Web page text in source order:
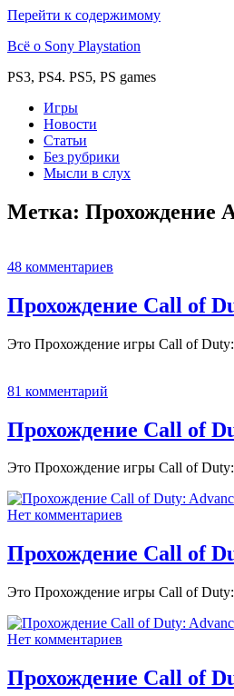
Перейти к содержимому
Всё о Sony Playstation
PS3, PS4. PS5, PS games
Игры
Новости
Статьи
Без рубрики
Мысли в слух
Метка: Прохождение
48 комментариев
Прохождение Call of
Это Прохождение игры Call of
81 комментарий
Прохождение Call of
Это Прохождение игры Call of
Нет комментариев
Прохождение Call of
Это Прохождение игры Call of Duty:
Нет комментариев
Прохождение Call of